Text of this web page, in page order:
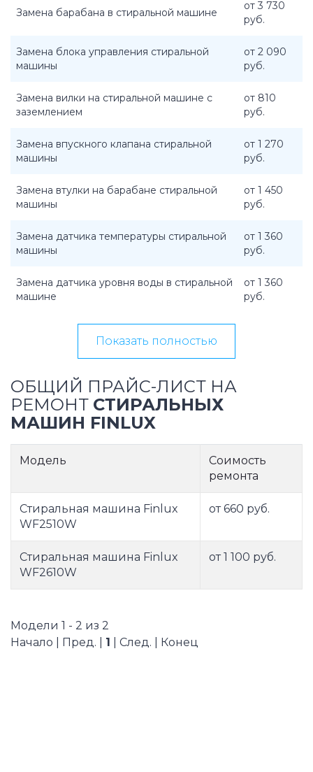
Замена барабана в стиральной машине
от 3 730
руб.
Замена блока управления стиральной
машины
от 2 090
руб.
Замена вилки на стиральной машине с
заземлением
от 810
руб.
Замена впускного клапана стиральной
машины
от 1 270
руб.
Замена втулки на барабане стиральной
машины
от 1 450
руб.
Замена датчика температуры стиральной
машины
от 1 360
руб.
Замена датчика уровня воды в стиральной
машине
от 1 360
руб.
Показать полностью
ОБЩИЙ ПРАЙС-ЛИСТ НА
РЕМОНТ СТИРАЛЬНЫХ
МАШИН FINLUX
Модель
Соимость
ремонта
Стиральная машина Finlux
WF2510W
от 660 руб.
Стиральная машина Finlux
WF2610W
от 1 100 руб.
Модели 1 - 2 из 2
Начало | Пред. | 1 | След. | Конец